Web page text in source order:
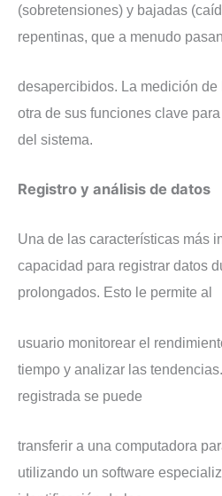
(sobretensiones) y bajadas
repentinas, que a menudo pasan
desapercibidos. La medición
otra de sus funciones clave
del sistema.
​Registro y análisis de datos
​Una de las características más
capacidad para registrar datos
prolongados. Esto le permite al
usuario monitorear el
tiempo y analizar las
registrada se puede
transferir a una computadora
utilizando un software